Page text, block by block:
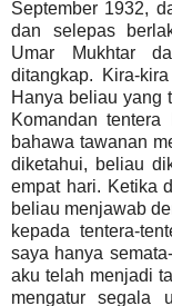
September 1932,
dan selepas
Umar Mukhtar
ditangkap. Kira-
Hanya beliau yang
Komandan
bahawa tawanan
diketahui, beliau
empat hari. Ketika
beliau menjawab
kepada tentera-
saya hanya
aku telah menjadi
mengatur segala